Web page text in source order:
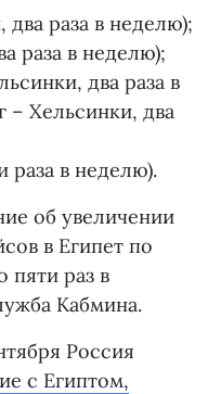
раза в неделю);
раза в неделю);
два раза в
– Хельсинки, два
раза в неделю).
об увеличении
в Египет по
пяти раз в
Кабмина.
Россия
с Египтом,